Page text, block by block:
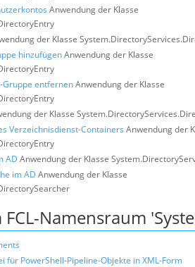
Anwendung der Klasse
der Klasse
hinzufügenAnwendung der Klasse
Gruppe entfernenAnwendung der Klasse
der Klasse
Verzeichnisdienst-Containers Anwendung der
AD Anwendung der Klasse
im AD Anwendung der Klasse
Namensraum
für PowerShell-Pipeline-Objekte in XML-Form